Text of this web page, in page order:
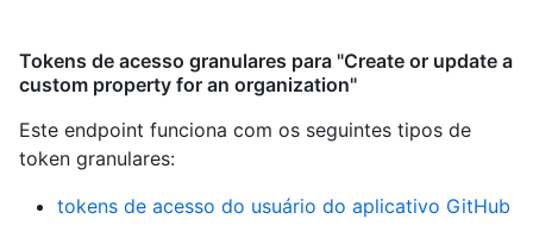
Tokens de acesso granulares para "Create or update a
custom property for an organization"
Este endpoint funciona com os seguintes tipos de
token granulares:
tokens de acesso do usuário do aplicativo GitHub